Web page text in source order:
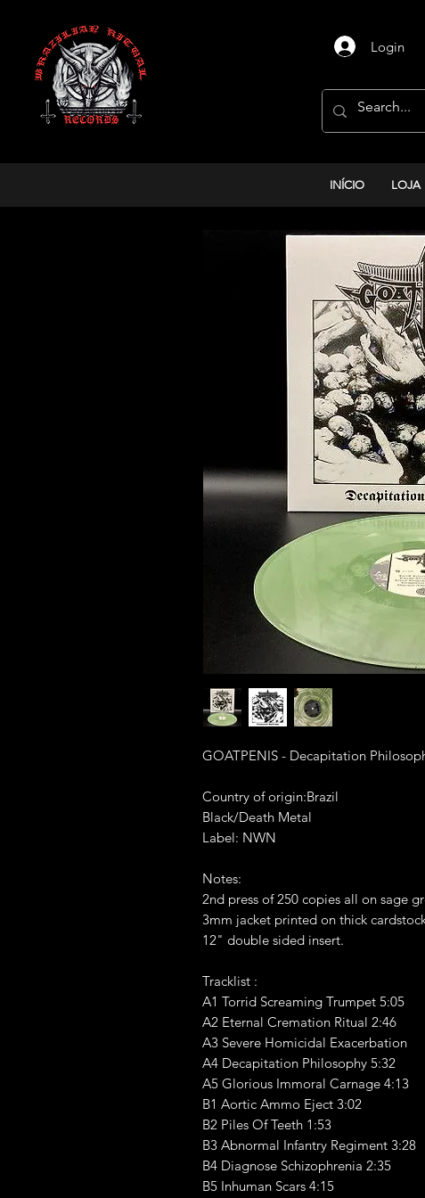
Login
INÍCIO LOJA
GOATPENIS - Decapitation
Country of origin:Brazil
Black/Death Metal
Label: NWN
Notes:
2nd press of 250 copies all on sage
3mm jacket printed on thick
12" double sided insert.
Tracklist :
A1 Torrid Screaming Trumpet 5:05
A2 Eternal Cremation Ritual 2:46
A3 Severe Homicidal Exacerbation
A4 Decapitation Philosophy 5:32
A5 Glorious Immoral Carnage 4:13
B1 Aortic Ammo Eject 3:02
B2 Piles Of Teeth 1:53
B3 Abnormal Infantry Regiment 3:28
B4 Diagnose Schizophrenia 2:35
B5 Inhuman Scars 4:15